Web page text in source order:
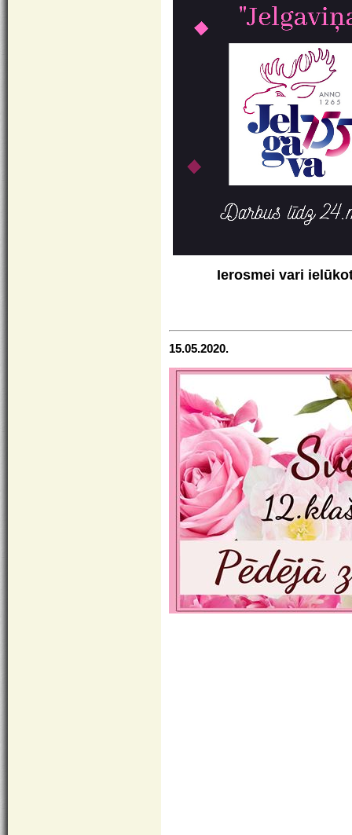
Ierosmei vari
15.05.2020.